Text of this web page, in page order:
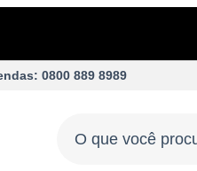
0800 889 8989